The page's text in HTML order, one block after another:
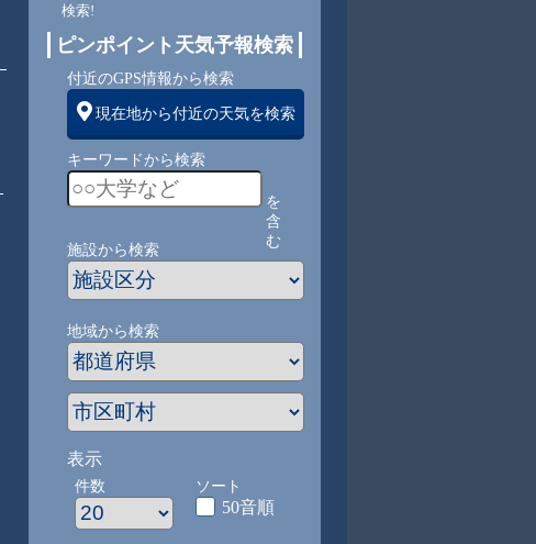
2 2 1 1
検索!
ピンポイント天気予報検索
付近のGPS情報から検索
現在地から付近の天気を検索
キーワードから検索
を
含
む
施設から検索
地域から検索
表示
件数 ソート
50音順